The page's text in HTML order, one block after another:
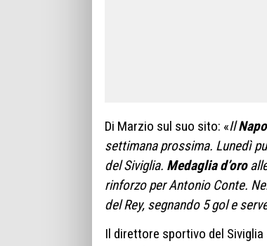
Di Marzio sul suo sito: «Il
settimana prossima. Lunedì
del Siviglia. Medaglia d’oro
rinforzo per Antonio Conte.
del Rey, segnando 5 gol e
Il direttore sportivo del